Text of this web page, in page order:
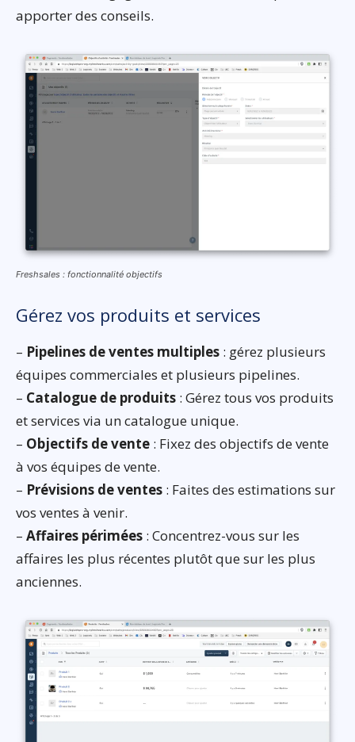
apporter des conseils.
Freshsales : fonctionnalité objectifs
Gérez vos produits et services
– Pipelines de ventes multiples : gérez plusieurs
équipes commerciales et plusieurs pipelines.
– Catalogue de produits : Gérez tous vos produits
et services via un catalogue unique.
– Objectifs de vente : Fixez des objectifs de vente
à vos équipes de vente.
– Prévisions de ventes : Faites des estimations sur
vos ventes à venir.
– Affaires périmées : Concentrez-vous sur les
affaires les plus récentes plutôt que sur les plus
anciennes.